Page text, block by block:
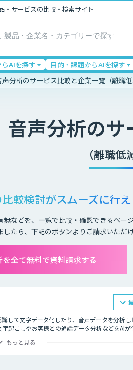
・サービスの比較・検索サイト
AIを探す 目的・課題からAIを探す
分析のサービス比較と企業一覧（離職低
音声分析のサ
（離職低
較検討がスムーズに行
などを、一覧で比較・確認できるペー
たら、下記のボタンよりご請求いただけ
全て無料で資料請求する
して文字データ化したり、音声データを分析し
起こしやお客様との通話データ分析などをAIが
もっと見る